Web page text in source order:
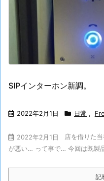
SIPインターホン新調。
2022年2月1日 日常 ,
2022年2月1日
店を借りた
が悪い… って事で… 今回は既製
記